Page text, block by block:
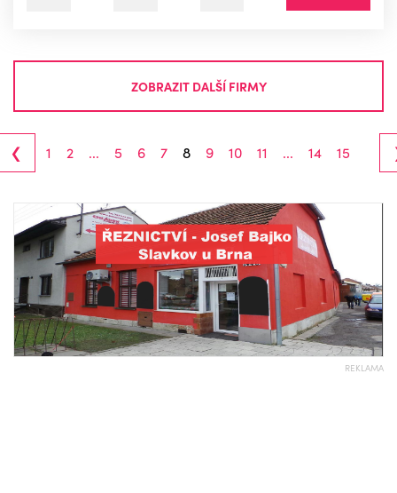
ZOBRAZIT DALŠÍ FIRMY
‹ 1 2 ... 5 6 7 8 9 10 11 ... 14 15
REKLAMA